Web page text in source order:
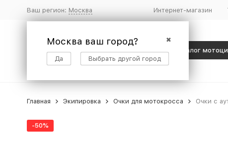
Ваш регион: Москва
✖
Москва ваш город?
Да Выбрать другой город
Интернет-магазин
Каталог
Главная Экипировка Очки для мотокросса Очки с
-50%